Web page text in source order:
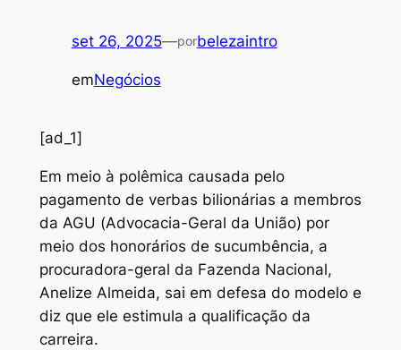
set 26, 2025—porbelezaintro
emNegócios
[ad_1]
Em meio à polêmica causada pelo
pagamento de verbas bilionárias a membros
da AGU (Advocacia-Geral da União) por
meio dos honorários de sucumbência, a
procuradora-geral da Fazenda Nacional,
Anelize Almeida, sai em defesa do modelo e
diz que ele estimula a qualificação da
carreira.